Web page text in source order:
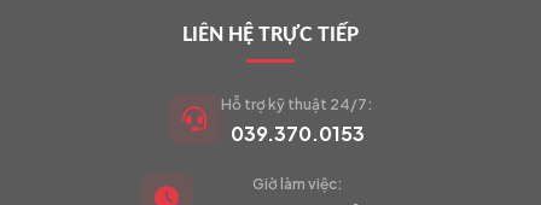
VIETCAM.VN
LIÊN HỆ TRỰC TIẾP
Hỗ trợ kỹ thuật 24/7:
039.370.0153
Giờ làm việc: